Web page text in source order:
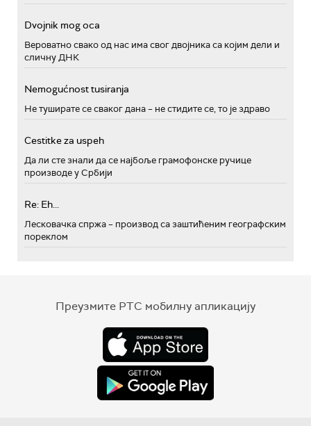
Dvojnik mog oca
Вероватно свако од нас има свог двојника са којим дели и
сличну ДНК
Nemogućnost tusiranja
Не туширате се сваког дана – не стидите се, то је здраво
Cestitke za uspeh
Да ли сте знали да се најбоље грамофонске ручице
производе у Србији
Re: Eh...
Лесковачка спржа – производ са заштићеним географским
пореклом
Преузмите РТС мобилну апликацију